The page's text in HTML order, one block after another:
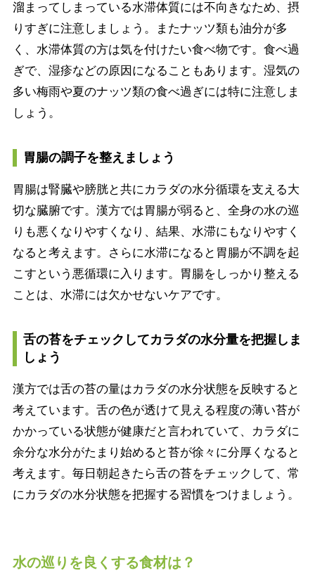
溜まってしまっている水滞体質には不向きなため、摂
りすぎに注意しましょう。またナッツ類も油分が多
く、水滞体質の方は気を付けたい食べ物です。食べ過
ぎで、湿疹などの原因になることもあります。湿気の
多い梅雨や夏のナッツ類の食べ過ぎには特に注意しま
しょう。
胃腸の調子を整えましょう
胃腸は腎臓や膀胱と共にカラダの水分循環を支える大
切な臓腑です。漢方では胃腸が弱ると、全身の水の巡
りも悪くなりやすくなり、結果、水滞にもなりやすく
なると考えます。さらに水滞になると胃腸が不調を起
こすという悪循環に入ります。胃腸をしっかり整える
ことは、水滞には欠かせないケアです。
舌の苔をチェックしてカラダの水分量を把握しま
しょう
漢方では舌の苔の量はカラダの水分状態を反映すると
考えています。舌の色が透けて見える程度の薄い苔が
かかっている状態が健康だと言われていて、カラダに
余分な水分がたまり始めると苔が徐々に分厚くなると
考えます。毎日朝起きたら舌の苔をチェックして、常
にカラダの水分状態を把握する習慣をつけましょう。
水の巡りを良くする食材は？